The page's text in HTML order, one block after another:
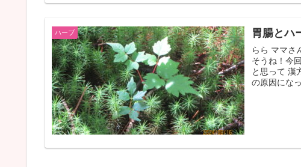
ハーブ 胃腸とハ
らら ママさ
そうね！今
と思って 漢
の原因にな